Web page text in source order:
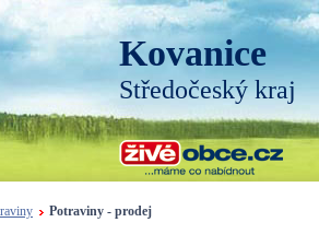
Kovanice
Středočeský kraj
Potraviny - prodej